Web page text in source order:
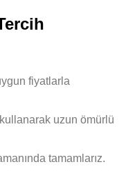
fiyatlarla
uzun ömürlü
tamamlarız.